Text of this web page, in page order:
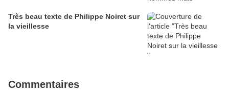
Très beau texte de Philippe Noiret sur
la vieillesse
Commentaires